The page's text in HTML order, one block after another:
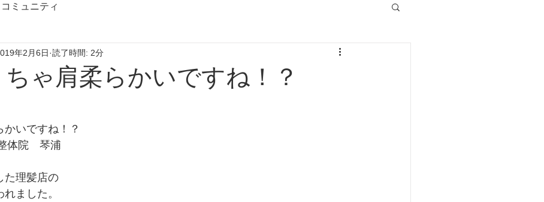
コミュニティ
ゃ肩柔らかいですね！？
年2月6日 読了時間: 2分
いですね！？
体院　琴浦
た理髪店の
ました。